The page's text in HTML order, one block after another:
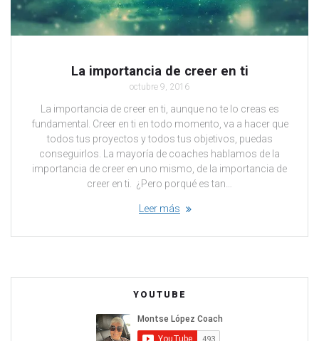
La importancia de creer en ti
octubre 9, 2016
La importancia de creer en ti, aunque no te lo creas es
fundamental. Creer en ti en todo momento, va a hacer que
todos tus proyectos y todos tus objetivos, puedas
conseguirlos. La mayoría de coaches hablamos de la
importancia de creer en uno mismo, de la importancia de
creer en ti. ¿Pero porqué es tan…
Leer más
YOUTUBE